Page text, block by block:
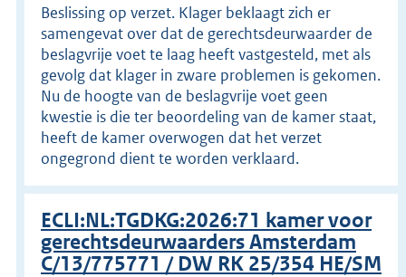
Beslissing op verzet. Klager beklaagt zich er
samengevat over dat de gerechtsdeurwaarder de
beslagvrije voet te laag heeft vastgesteld, met als
gevolg dat klager in zware problemen is gekomen.
Nu de hoogte van de beslagvrije voet geen
kwestie is die ter beoordeling van de kamer staat,
heeft de kamer overwogen dat het verzet
ongegrond dient te worden verklaard.
ECLI:NL:TGDKG:2026:71 kamer voor
gerechtsdeurwaarders Amsterdam
C/13/775771 / DW RK 25/354 HE/SM